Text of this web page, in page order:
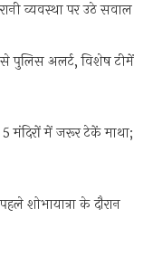
व्यवस्था पर उठे सवाल
पुलिस अलर्ट, विशेष टीमें
मंदिरों में जरूर टेकें माथा;
शोभायात्रा के दौरान